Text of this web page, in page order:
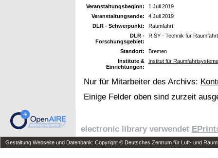
Veranstaltungsbeginn:
1 Juli 2019
Veranstaltungsende:
4 Juli 2019
DLR - Schwerpunkt:
Raumfahrt
DLR -
Forschungsgebiet:
R SY - Technik für
Standort:
Bremen
Institute &
Einrichtungen:
Institut für
Nur für Mitarbeiter des Archivs:
Einige Felder oben sind zurzeit
electronic library verwendet
Gestaltung Webseite und Datenbank: Copyright © Deutsches Zentrum für Luft- und